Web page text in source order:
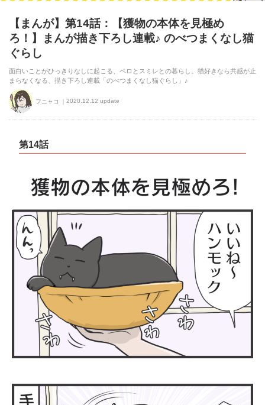
【まんが】第14話：【獲物の本体を見極め
ろ！】まんが描き下ろし連載♪ のべつまくなし猫
ぐらし
面白いことがひっきりなしに起こる、ペロとスミレとの暮らし。猫好きなら共感が止
まらなくなる、描き下ろし連載「のべつまくなし猫ぐらし」♪
フニャコ 2020.12.12 update
第14話